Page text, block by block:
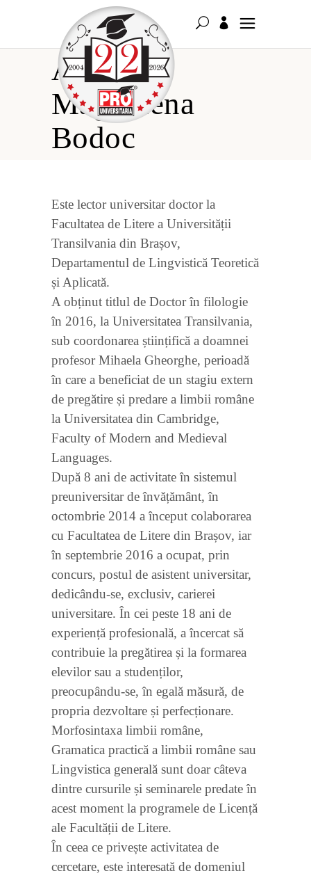
Alice-
Magdalena
Bodoc
Este lector universitar doctor la
Facultatea de Litere a Universității
Transilvania din Brașov,
Departamentul de Lingvistică Teoretică
și Aplicată.
A obținut titlul de Doctor în filologie
în 2016, la Universitatea Transilvania,
sub coordonarea științifică a doamnei
profesor Mihaela Gheorghe, perioadă
în care a beneficiat de un stagiu extern
de pregătire și predare a limbii române
la Universitatea din Cambridge,
Faculty of Modern and Medieval
Languages.
După 8 ani de activitate în sistemul
preuniversitar de învățământ, în
octombrie 2014 a început colaborarea
cu Facultatea de Litere din Brașov, iar
în septembrie 2016 a ocupat, prin
concurs, postul de asistent universitar,
dedicându-se, exclusiv, carierei
universitare. În cei peste 18 ani de
experiență profesională, a încercat să
contribuie la pregătirea și la formarea
elevilor sau a studenților,
preocupându-se, în egală măsură, de
propria dezvoltare și perfecționare.
Morfosintaxa limbii române,
Gramatica practică a limbii române sau
Lingvistica generală sunt doar câteva
dintre cursurile și seminarele predate în
acest moment la programele de Licență
ale Facultății de Litere.
În ceea ce privește activitatea de
cercetare, este interesată de domeniul